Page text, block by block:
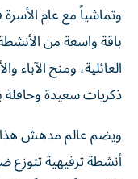
وتماشياً مع عام
باقة واسعة من الأنشطة
العائلية، ومنح الآباء
ذكريات سعيدة